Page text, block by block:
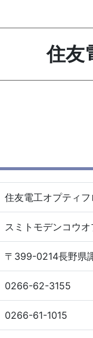
住友
住友電工オプティ
スミトモデンコウ
〒399-0214長野県
0266-62-3155
0266-61-1015